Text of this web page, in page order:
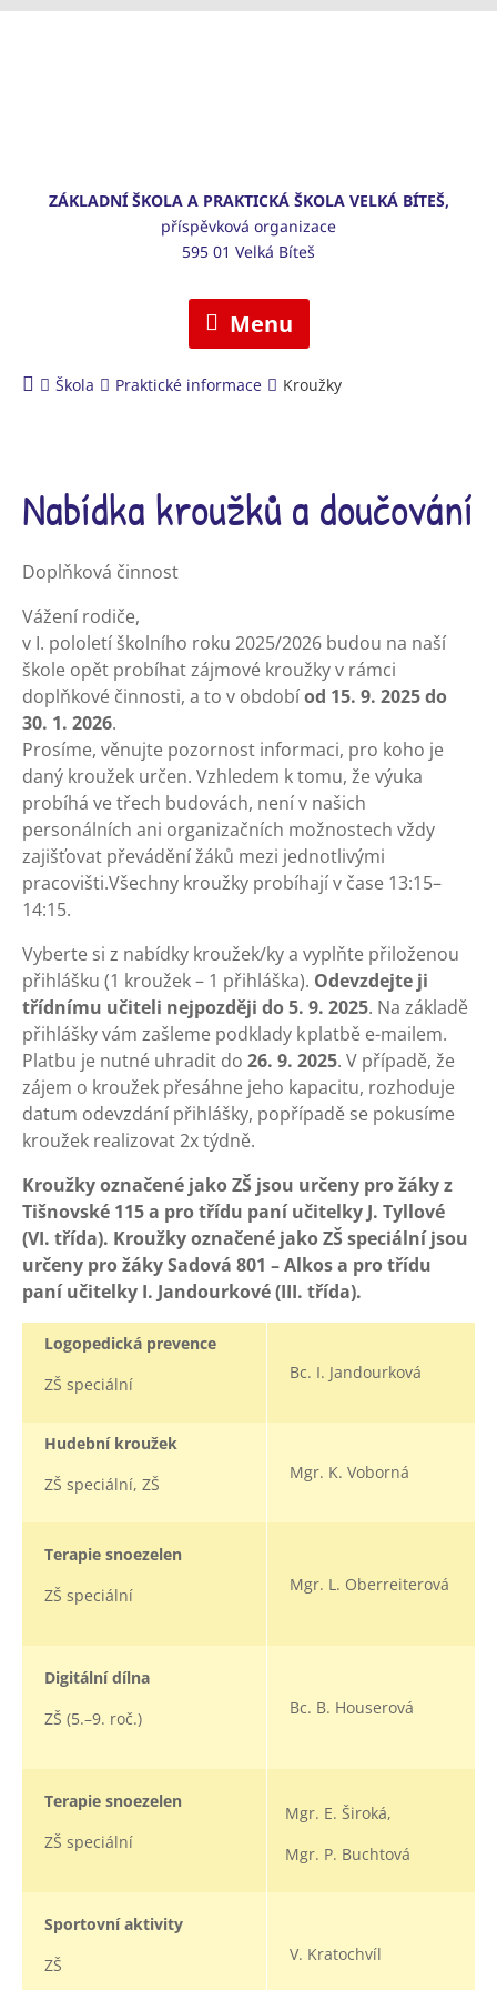
ZÁKLADNÍ ŠKOLA A PRAKTICKÁ ŠKOLA VELKÁ BÍTEŠ,
příspěvková organizace
595 01 Velká Bíteš
Menu
Škola Praktické informace Kroužky
Nabídka kroužků a doučování
Doplňková činnost
Vážení rodiče,
v I. pololetí školního roku 2025/2026 budou na naší
škole opět probíhat zájmové kroužky v rámci
doplňkové činnosti, a to v obdobíod 15. 9. 2025 do
30. 1. 2026.
Prosíme, věnujte pozornost informaci, pro koho je
daný kroužek určen. Vzhledem k tomu, že výuka
probíhá ve třech budovách, není v našich
personálních ani organizačních možnostech vždy
zajišťovat převádění žáků mezi jednotlivými
pracovišti.Všechny kroužky probíhají v čase 13:15–
14:15.
Vyberte si z nabídky kroužek/ky a vyplňte přiloženou
přihlášku (1 kroužek – 1 přihláška). Odevzdejte ji
třídnímu učiteli nejpozději do 5. 9. 2025. Na základě
přihlášky vám zašleme podklady k platbě e-mailem.
Platbu je nutné uhradit do 26. 9. 2025. V případě, že
zájem o kroužek přesáhne jeho kapacitu, rozhoduje
datum odevzdání přihlášky, popřípadě se pokusíme
kroužek realizovat 2x týdně.
Kroužky označené jako ZŠ jsou určeny pro žáky z
Tišnovské 115 a pro třídu paní učitelky J. Tyllové
(VI. třída). Kroužky označené jako ZŠ speciální jsou
určeny pro žáky Sadová 801 – Alkos a pro třídu
paní učitelky I. Jandourkové (III. třída).
Logopedická prevence
ZŠ speciální
Bc. I. Jandourková
Hudební kroužek
ZŠ speciální, ZŠ
Mgr. K. Voborná
Terapie snoezelen
ZŠ speciální
Mgr. L. Oberreiterová
Digitální dílna
ZŠ (5.–9. roč.)
Bc. B. Houserová
Terapie snoezelen
ZŠ speciální
Mgr. E. Široká,
Mgr. P. Buchtová
Sportovní aktivity
ZŠ
V. Kratochvíl